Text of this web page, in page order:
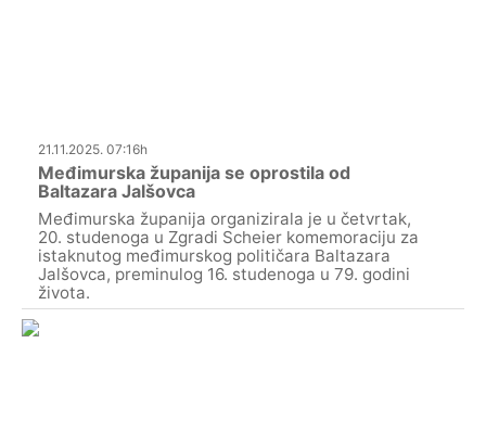
21.11.2025. 07:16h
Međimurska županija se oprostila od
Baltazara Jalšovca
Međimurska županija organizirala je u četvrtak,
20. studenoga u Zgradi Scheier komemoraciju za
istaknutog međimurskog političara Baltazara
Jalšovca, preminulog 16. studenoga u 79. godini
života.